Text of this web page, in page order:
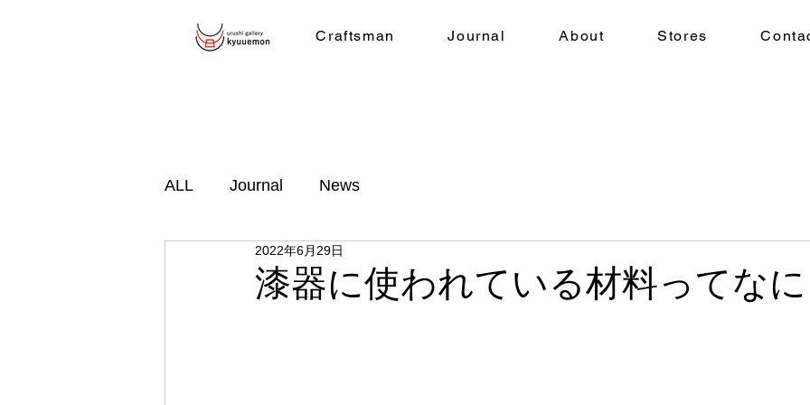
Craftsman Journal About Stores
ALL Journal News
漆器に使われている材料ってな
2022年6月29日